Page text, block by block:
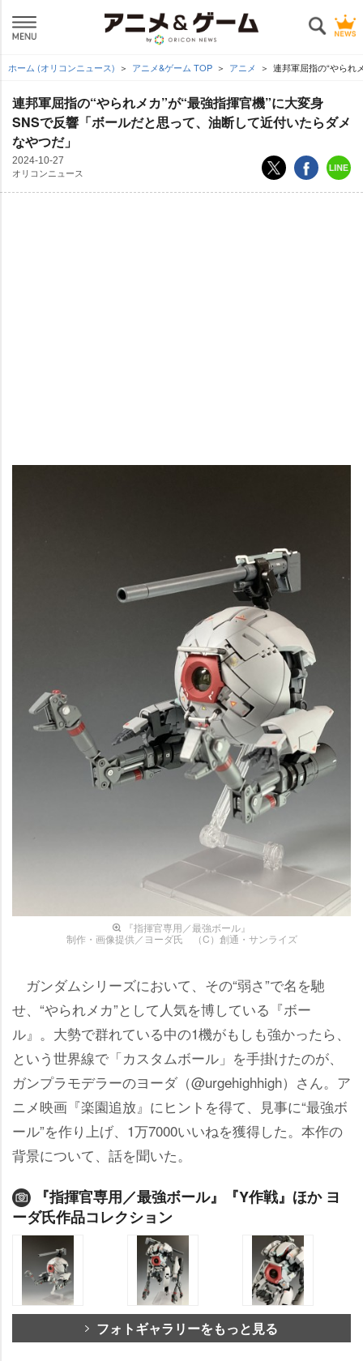
ホーム (オリコンニュース) アニメ&ゲーム TOP アニメ 連邦軍屈指の“やられ
連邦軍屈指の“やられメカ”が“最強指揮官機”に大変身
SNSで反響「ボールだと思って、油断して近付いたらダメ
なやつだ」
2024-10-27
オリコンニュース
『指揮官専用／最強ボール』
制作・画像提供／ヨーダ氏 （C）創通・サンライズ
ガンダムシリーズにおいて、その“弱さ”で名を馳
せ、“やられメカ”として人気を博している『ボー
ル』。大勢で群れている中の1機がもしも強かったら、
という世界線で「カスタムボール」を手掛けたのが、
ガンプラモデラーのヨーダ（@urgehighhigh）さん。ア
ニメ映画『楽園追放』にヒントを得て、見事に“最強ボ
ール”を作り上げ、1万7000いいねを獲得した。本作の
背景について、話を聞いた。
『指揮官専用／最強ボール』『Y作戦』ほか ヨ
ーダ氏作品コレクション
フォトギャラリーをもっと見る